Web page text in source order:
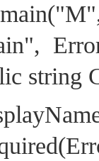
string